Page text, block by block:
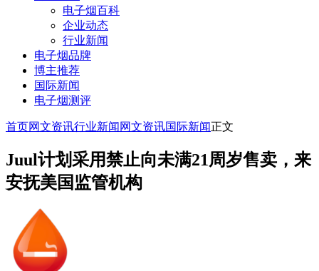
电子烟百科
企业动态
行业新闻
电子烟品牌
博主推荐
国际新闻
电子烟测评
首页网文资讯行业新闻 网文资讯国际新闻正文
Juul计划采用禁止向未满21周岁售卖，来
安抚美国监管机构